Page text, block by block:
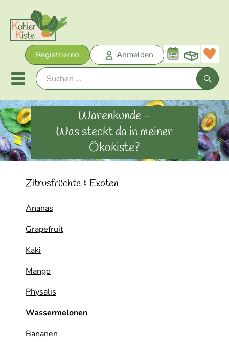
Registrieren Anmelden
Mobiles Menu öffnen oder
Unsere Biokisten
Neu im Sortiment
Kühltheke
Warenkunde -
Was steckt da in meiner
Ökokiste?
Zitrusfrüchte & Exoten
Ananas
Grapefruit
Kaki
Mango
Physalis
Wassermelonen
Bananen